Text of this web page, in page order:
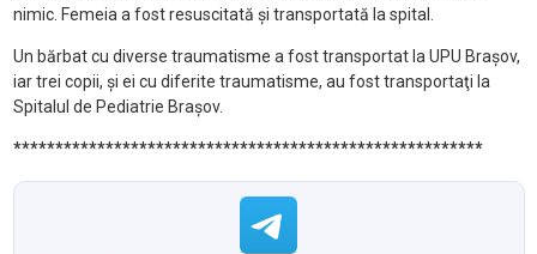
nimic. Femeia a fost resuscitată și transportată la spital.
Un bărbat cu diverse traumatisme a fost transportat la UPU Braşov,
iar trei copii, şi ei cu diferite traumatisme, au fost transportaţi la
Spitalul de Pediatrie Braşov.
********************************************************